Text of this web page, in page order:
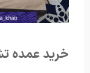
خرید عمده